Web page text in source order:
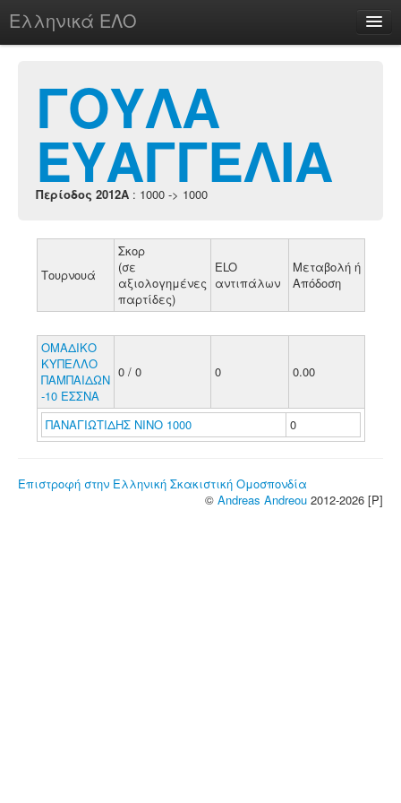
Ελληνικά ΕΛΟ
chesstu.be @ discord
Login
ΓΟΥΛΑ
ΕΥΑΓΓΕΛΙΑ
Περίοδος 2012A : 1000 -> 1000
Τουρνουά
Σκορ
(σε
αξιολογημένες
παρτίδες)
ELO
αντιπάλων
Μεταβολή ή
Απόδοση
ΟΜΑΔΙΚΟ
ΚΥΠΕΛΛΟ
ΠΑΜΠΑΙΔΩΝ
-10 ΕΣΣΝΑ
0 / 0 0 0.00
ΠΑΝΑΓΙΩΤΙΔΗΣ ΝΙΝΟ 1000 0
Επιστροφή στην Ελληνική Σκακιστική Ομοσπονδία
© Andreas Andreou 2012-2026 [P]